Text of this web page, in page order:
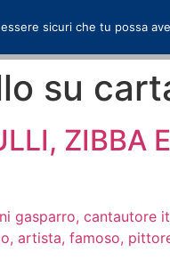
su
ZIBBA
sicuri che tu possa